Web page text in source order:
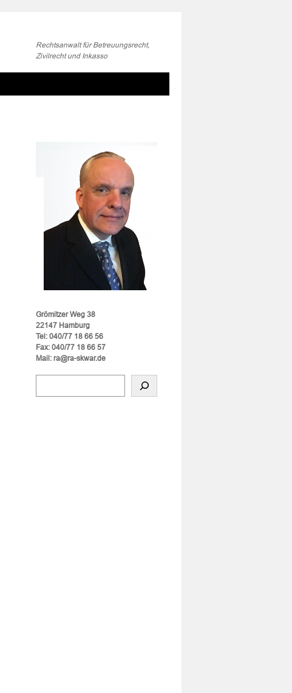
Rechtsanwalt für Betreuungsrecht,
Zivilrecht und Inkasso
Grömitzer Weg 38
22147 Hamburg
Tel: 040/77 18 66 56
Fax: 040/77 18 66 57
Mail: ra@ra-skwar.de